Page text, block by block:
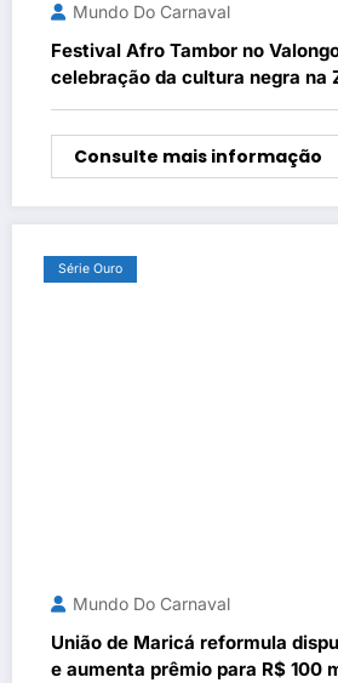
Mundo Do Carnaval
Festival Afro Tambor no
celebração da cultura negra na
Portuária do Rio
Consulte mais informação
Série Ouro
Mundo Do Carnaval
União de Maricá reformula
e aumenta prêmio para R$ 100